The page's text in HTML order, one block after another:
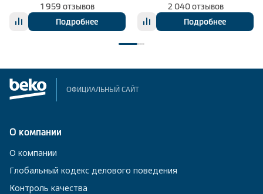
1 959 отзывов
Подробнее
2 040 отзывов
Подробнее
ОФИЦИАЛЬНЫЙ САЙТ
О компании
О компании
Глобальный кодекс делового поведения
Контроль качества